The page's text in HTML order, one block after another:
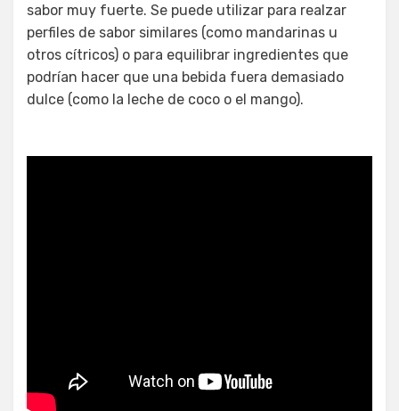
sabor muy fuerte. Se puede utilizar para realzar
perfiles de sabor similares (como mandarinas u
otros cítricos) o para equilibrar ingredientes que
podrían hacer que una bebida fuera demasiado
dulce (como la leche de coco o el mango).